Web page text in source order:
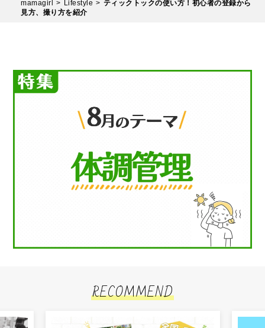
mamagirl Lifestyle
ティックトックの使い方！初心者の登録から
見方、撮り方を紹介
RECOMMEND